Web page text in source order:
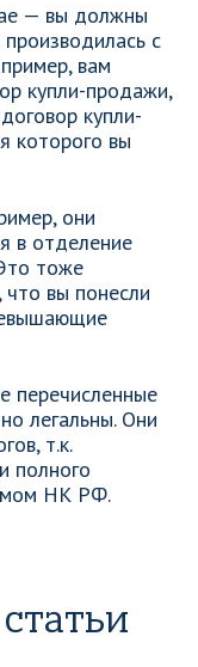
— вы должны
с
вам
купли-продажи,
купли-
которого вы
они
в отделение
тоже
что вы понесли
перечисленные
легальны. Они
т.к.
полного
НК РФ.